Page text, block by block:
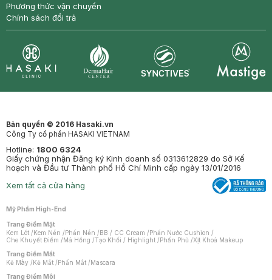
Phương thức vận chuyển
Chính sách đổi trả
Bản quyền © 2016 Hasaki.vn
Công Ty cổ phần HASAKI VIETNAM
Hotline: 1800 6324
Giấy chứng nhận Đăng ký Kinh doanh số 0313612829 do Sở Kế
hoạch và Đầu tư Thành phố Hồ Chí Minh cấp ngày 13/01/2016
Xem tất cả cửa hàng
Mỹ Phẩm High-End
Trang Điểm Mặt
Kem Lót /Kem Nền /Phấn Nền /BB / CC Cream /Phấn Nước Cushion /
Che Khuyết Điểm /Má Hồng /Tạo Khối / Highlight /Phấn Phủ /Xịt Khoá Makeup
Trang Điểm Mắt
Kẻ Mày /Kẻ Mắt /Phấn Mắt /Mascara
Trang Điểm Môi